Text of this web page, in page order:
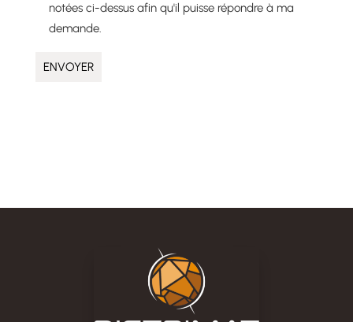
notées ci-dessus afin qu'il puisse répondre à ma
demande.